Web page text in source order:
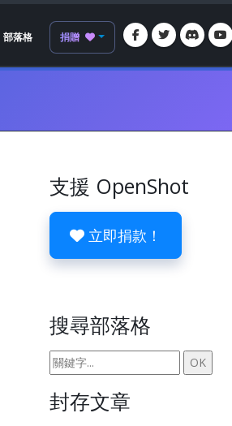
部落格 捐贈
支援 OpenShot
立即捐款！
搜尋部落格
封存文章